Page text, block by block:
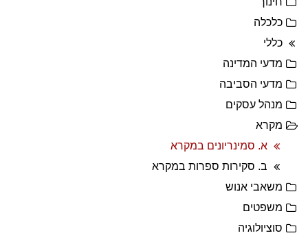
כלכלה
כללי
מדעי המדינה
מדעי הסביבה
מנהל עסקים
מקרא
א. סמינריונים במקרא
ב. סקירות ספרות במקרא
משאבי אנוש
משפטים
סוציולוגיה